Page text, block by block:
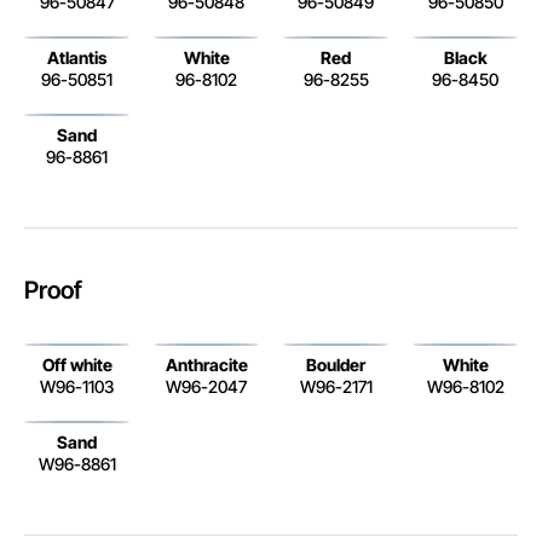
Atlantis
96-50851
White
96-8102
Red
96-8255
Black
96-8450
Sand
96-8861
Proof
Off white
W96-1103
Anthracite
W96-2047
Boulder
W96-2171
White
W96-8102
Sand
W96-8861